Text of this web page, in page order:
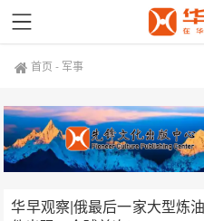
首页 - 军事
华早观察|俄最后一家大型炼